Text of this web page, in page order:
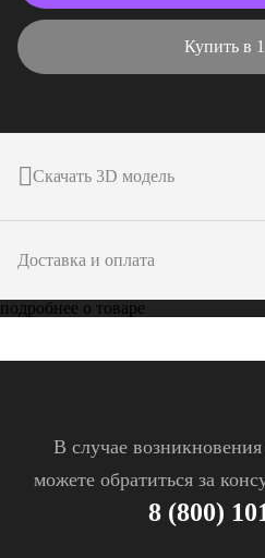
Купить в
Скачать 3D модель
Доставка и оплата
подробнее о товаре
В случае
можете обратиться за
8 (800)